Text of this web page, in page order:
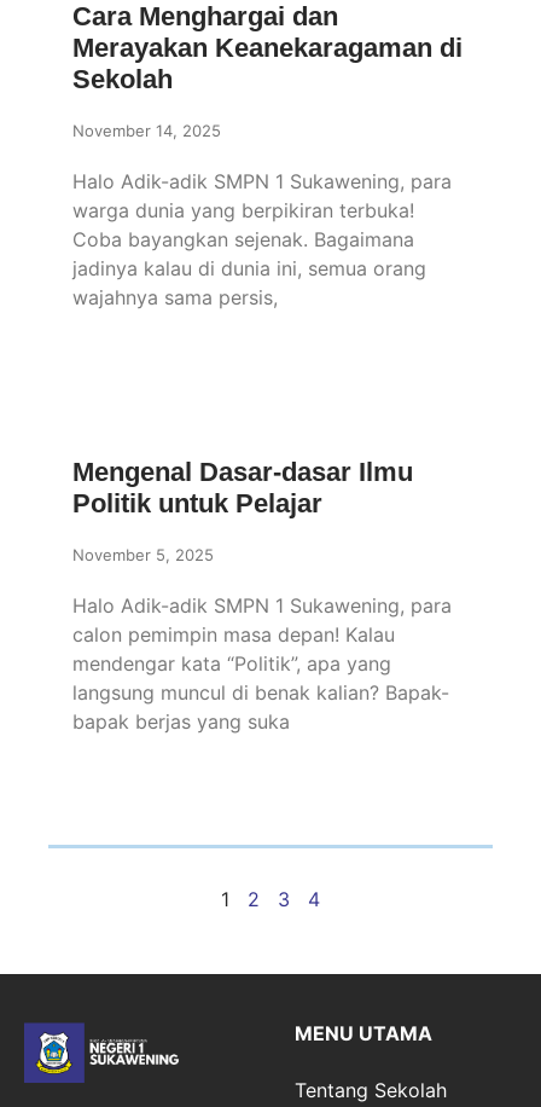
Cara Menghargai dan
Merayakan Keanekaragaman di
Sekolah
November 14, 2025
Halo Adik-adik SMPN 1 Sukawening, para
warga dunia yang berpikiran terbuka!
Coba bayangkan sejenak. Bagaimana
jadinya kalau di dunia ini, semua orang
wajahnya sama persis,
Mengenal Dasar-dasar Ilmu
Politik untuk Pelajar
November 5, 2025
Halo Adik-adik SMPN 1 Sukawening, para
calon pemimpin masa depan! Kalau
mendengar kata “Politik”, apa yang
langsung muncul di benak kalian? Bapak-
bapak berjas yang suka
1 2 3 4
MENU UTAMA
Tentang Sekolah